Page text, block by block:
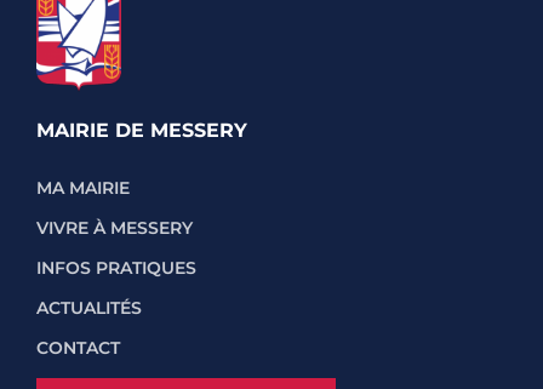
MAIRIE DE MESSERY
MA MAIRIE
VIVRE À MESSERY
INFOS PRATIQUES
ACTUALITÉS
CONTACT